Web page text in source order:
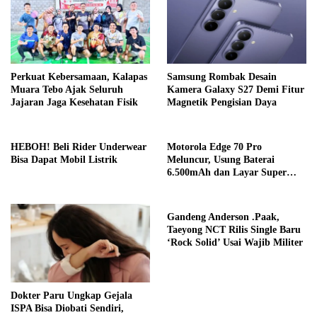
Perkuat Kebersamaan, Kalapas
Muara Tebo Ajak Seluruh
Jajaran Jaga Kesehatan Fisik
Samsung Rombak Desain
Kamera Galaxy S27 Demi Fitur
Magnetik Pengisian Daya
HEBOH! Beli Rider Underwear
Bisa Dapat Mobil Listrik
Motorola Edge 70 Pro
Meluncur, Usung Baterai
6.500mAh dan Layar Super
Dokter Paru Ungkap Gejala
ISPA Bisa Diobati Sendiri,
Gandeng Anderson .Paak,
Taeyong NCT Rilis Single Baru
‘Rock Solid’ Usai Wajib Militer